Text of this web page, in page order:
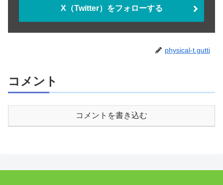
X（Twitter）をフォローする
physical-t.gutti
コメント
コメントを書き込む